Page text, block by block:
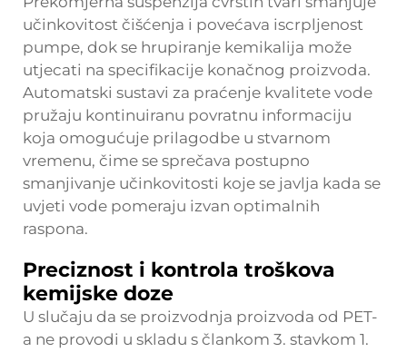
učinkovitost čišćenja i povećava iscrpljenost
pumpe, dok se hrupiranje kemikalija može
utjecati na specifikacije konačnog proizvoda.
Automatski sustavi za praćenje kvalitete vode
pružaju kontinuiranu povratnu informaciju
koja omogućuje prilagodbe u stvarnom
vremenu, čime se sprečava postupno
smanjivanje učinkovitosti koje se javlja kada se
uvjeti vode pomeraju izvan optimalnih
raspona.
Preciznost i kontrola troškova
kemijske doze
U slučaju da se proizvodnja proizvoda od PET-
a ne provodi u skladu s člankom 3. stavkom 1.